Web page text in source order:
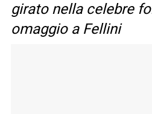
girato nella celebre
omaggio a Fellini